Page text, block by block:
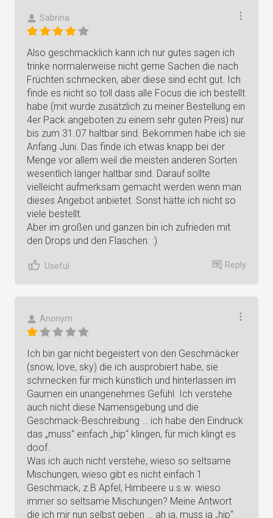
Sabrina
Also geschmacklich kann ich nur gutes sagen ich
trinke normalerweise nicht gerne Sachen die nach
Früchten schmecken, aber diese sind echt gut. Ich
finde es nicht so toll dass alle Focus die ich bestellt
habe (mit wurde zusätzlich zu meiner Bestellung ein
4er Pack angeboten zu einem sehr guten Preis) nur
bis zum 31.07 haltbar sind. Bekommen habe ich sie
Anfang Juni. Das finde ich etwas knapp bei der
Menge vor allem weil die meisten anderen Sorten
wesentlich länger haltbar sind. Darauf sollte
vielleicht aufmerksam gemacht werden wenn man
dieses Angebot anbietet. Sonst hätte ich nicht so
viele bestellt.
Aber im großen und ganzen bin ich zufrieden mit
den Drops und den Flaschen. :)
Useful Reply
Anonym
Ich bin gar nicht begeistert von den Geschmäcker
(snow, love, sky) die ich ausprobiert habe, sie
schmecken für mich künstlich und hinterlassen im
Gaumen ein unangenehmes Gefühl. Ich verstehe
auch nicht diese Namensgebung und die
Geschmack-Beschreibung … ich habe den Eindruck
das „muss“ einfach „hip“ klingen, für mich klingt es
doof.
Was ich auch nicht verstehe, wieso so seltsame
Mischungen, wieso gibt es nicht einfach 1
Geschmack, z.B Apfel, Himbeere u.s.w. wieso
immer so seltsame Mischungen? Meine Antwort
die ich mir nun selbst geben … ah ja, muss ja „hip“